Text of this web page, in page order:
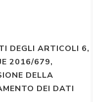
DEGLI ARTICOLI 6,
2016/679,
DELLA
DEI DATI